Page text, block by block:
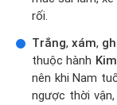
rối.
Trắng, xám,
thuộc hành Kim
nên khi Nam
ngược thời